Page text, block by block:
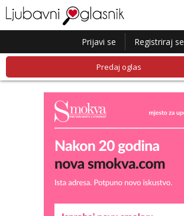
Prijavi se Registriraj se
Predaj oglas